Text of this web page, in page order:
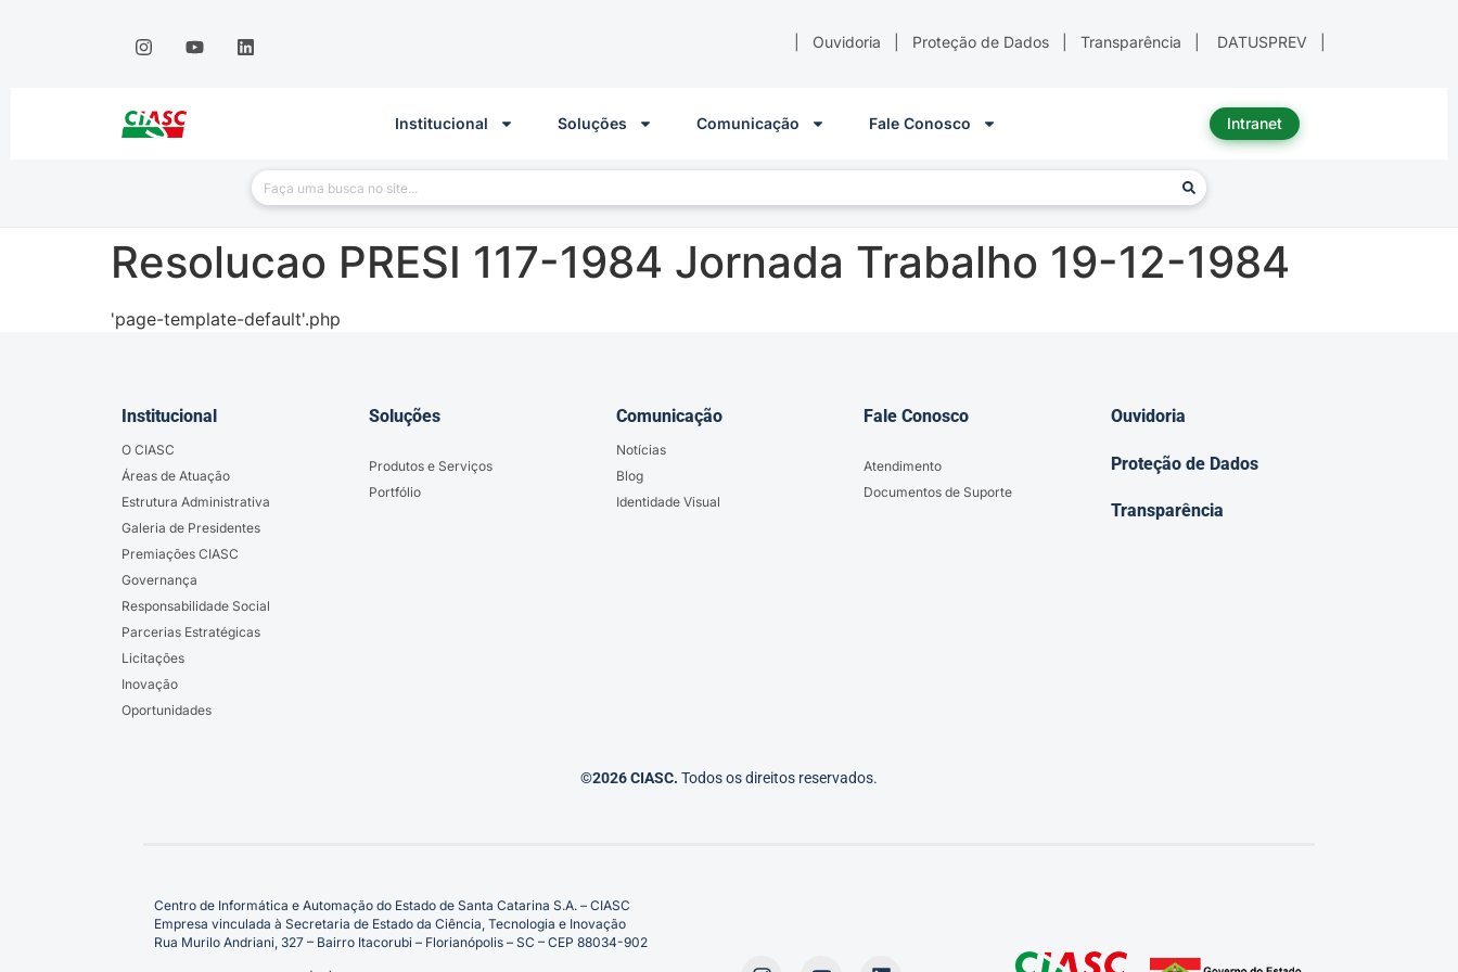
Ouvidoria Proteção de Dados Transparência DATUSPREV
Institucional Soluções Comunicação Fale Conosco Intranet
Resolucao PRESI 117-1984 Jornada Trabalho 19-12-1984
'page-template-default'.php
Institucional
O CIASC
Áreas de Atuação
Estrutura Administrativa
Galeria de Presidentes
Premiações CIASC
Governança
Responsabilidade Social
Parcerias Estratégicas
Licitações
Inovação
Oportunidades
Soluções
Produtos e Serviços
Portfólio
Comunicação
Notícias
Blog
Identidade Visual
Fale Conosco
Atendimento
Documentos de Suporte
Ouvidoria
Proteção de Dados
Transparência
©2026 CIASC. Todos os direitos reservados.
Centro de Informática e Automação do Estado de Santa Catarina S.A. – CIASC
Empresa vinculada à Secretaria de Estado da Ciência, Tecnologia e Inovação
Rua Murilo Andriani, 327 – Bairro Itacorubi – Florianópolis – SC – CEP 88034-902